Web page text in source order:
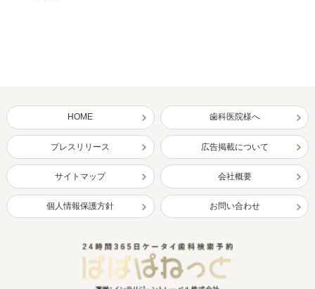
HOME 歯科医院様へ
プレスリリース 広告掲載について
サイトマップ 会社概要
個人情報保護方針 お問い合わせ